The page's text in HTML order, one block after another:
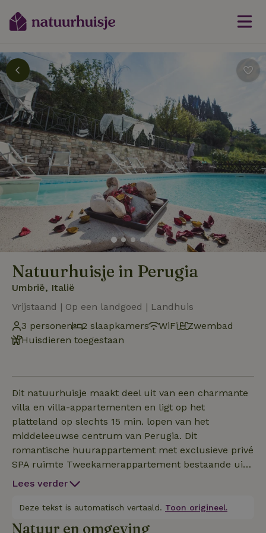
Natuurhuisje in Perugia
Umbrië, Italië
Vrijstaand | Op een landgoed | Landhuis
3 personen
2 slaapkamers WiFi
Zwembad
Huisdieren toegestaan
Dit natuurhuisje maakt deel uit van een charmante
villa en villa-appartementen en ligt op het
platteland op slechts 15 min. lopen van het
middeleeuwse centrum van Perugia. Dit
romantische huurappartement met exclusieve privé
SPA ruimte Tweekamerappartement bestaande uit:
- Woonkamer met grote keuken, kleine
twee personen (Frans formaat) en open haard -
Junior suite met een tweepersoonsbed met matras
Lees verder
Deze tekst is automatisch vertaald. Toon origineel.
Natuur en omgeving